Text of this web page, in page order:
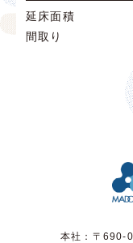
延床面積
間取り
本社：〒690-